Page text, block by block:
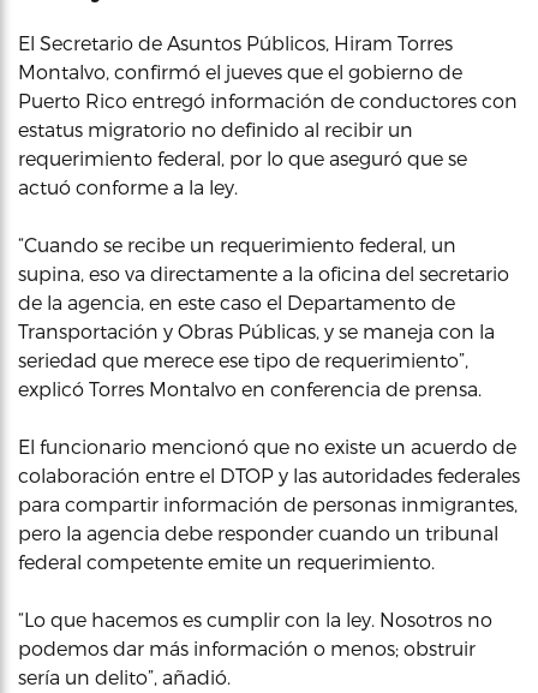
El Secretario de Asuntos Públicos, Hiram Torres
Montalvo, confirmó el jueves que el gobierno de
Puerto Rico entregó información de conductores con
estatus migratorio no definido al recibir un
requerimiento federal, por lo que aseguró que se
actuó conforme a la ley.
“Cuando se recibe un requerimiento federal, un
supina, eso va directamente a la oficina del secretario
de la agencia, en este caso el Departamento de
Transportación y Obras Públicas, y se maneja con la
seriedad que merece ese tipo de requerimiento”,
explicó Torres Montalvo en conferencia de prensa.
El funcionario mencionó que no existe un acuerdo de
colaboración entre el DTOP y las autoridades federales
para compartir información de personas inmigrantes,
pero la agencia debe responder cuando un tribunal
federal competente emite un requerimiento.
“Lo que hacemos es cumplir con la ley. Nosotros no
podemos dar más información o menos; obstruir
sería un delito”, añadió.